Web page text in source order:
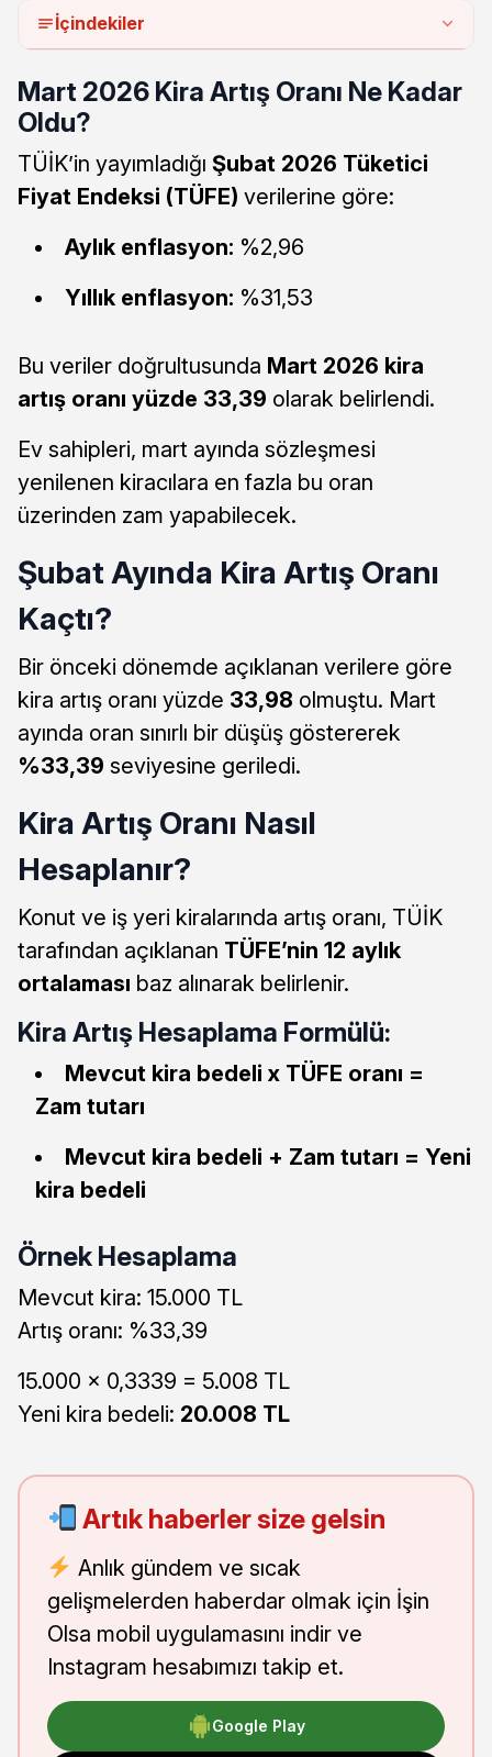
İçindekiler
Mart 2026 Kira Artış Oranı Ne Kadar
Oldu?
TÜİK’in yayımladığı Şubat 2026 Tüketici
Fiyat Endeksi (TÜFE) verilerine göre:
Aylık enflasyon: %2,96
Yıllık enflasyon: %31,53
Bu veriler doğrultusunda Mart 2026 kira
artış oranı yüzde 33,39 olarak belirlendi.
Ev sahipleri, mart ayında sözleşmesi
yenilenen kiracılara en fazla bu oran
üzerinden zam yapabilecek.
Şubat Ayında Kira Artış Oranı
Kaçtı?
Bir önceki dönemde açıklanan verilere göre
kira artış oranı yüzde 33,98 olmuştu. Mart
ayında oran sınırlı bir düşüş göstererek
%33,39 seviyesine geriledi.
Kira Artış Oranı Nasıl
Hesaplanır?
Konut ve iş yeri kiralarında artış oranı, TÜİK
tarafından açıklanan TÜFE’nin 12 aylık
ortalaması baz alınarak belirlenir.
Kira Artış Hesaplama Formülü:
Mevcut kira bedeli x TÜFE oranı =
Zam tutarı
Mevcut kira bedeli + Zam tutarı = Yeni
kira bedeli
Örnek Hesaplama
Mevcut kira: 15.000 TL
Artış oranı: %33,39
15.000 x 0,3339 = 5.008 TL
Yeni kira bedeli: 20.008 TL
Artık haberler size gelsin
Anlık gündem ve sıcak
gelişmelerden haberdar olmak için İşin
Olsa mobil uygulamasını indir ve
Instagram hesabımızı takip et.
Google Play